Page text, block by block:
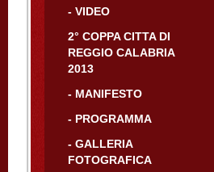
- VIDEO
2° COPPA CITTA DI
REGGIO CALABRIA
2013
- MANIFESTO
- PROGRAMMA
- GALLERIA
FOTOGRAFICA